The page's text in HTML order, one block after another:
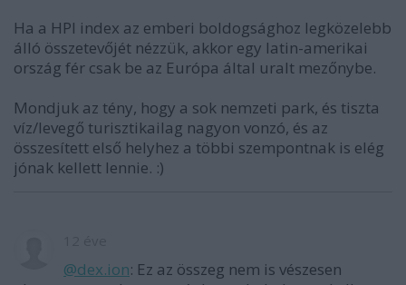
Ha a HPI index az emberi boldogsághoz legközelebb
álló összetevőjét nézzük, akkor egy latin-amerikai
ország fér csak be az Európa által uralt mezőnybe.
Mondjuk az tény, hogy a sok nemzeti park, és tiszta
víz/levegő turisztikailag nagyon vonzó, és az
összesített első helyhez a többi szempontnak is elég
jónak kellett lennie. :)
@dex.ion: Ez az összeg nem is vészesen